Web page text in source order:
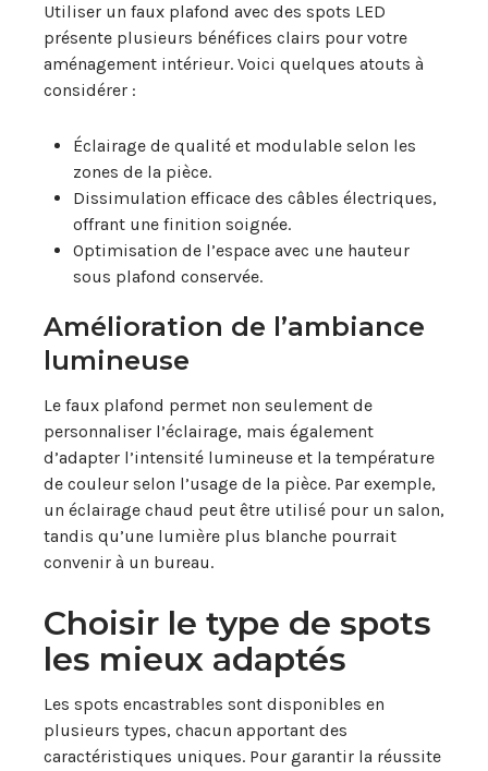
Utiliser un faux plafond avec des spots LED
présente plusieurs bénéfices clairs pour votre
aménagement intérieur. Voici quelques atouts à
considérer :
Éclairage de qualité et modulable selon les
zones de la pièce.
Dissimulation efficace des câbles électriques,
offrant une finition soignée.
Optimisation de l’espace avec une hauteur
sous plafond conservée.
Amélioration de l’ambiance
lumineuse
Le faux plafond permet non seulement de
personnaliser l’éclairage, mais également
d’adapter l’intensité lumineuse et la température
de couleur selon l’usage de la pièce. Par exemple,
un éclairage chaud peut être utilisé pour un salon,
tandis qu’une lumière plus blanche pourrait
convenir à un bureau.
Choisir le type de spots
les mieux adaptés
Les spots encastrables sont disponibles en
plusieurs types, chacun apportant des
caractéristiques uniques. Pour garantir la réussite